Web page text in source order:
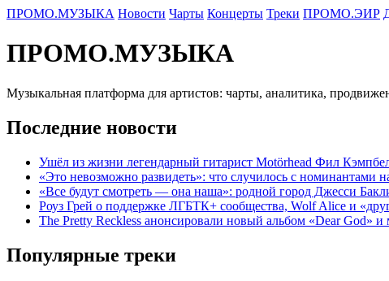
ПРОМО.МУЗЫКА Новости Чарты Концерты Треки ПРОМО.ЭИР
ПРОМО.МУЗЫКА
Музыкальная платформа для артистов: чарты, аналитика,
Последние новости
Ушёл из жизни легендарный гитарист Motörhead Фил
«Это невозможно развидеть»: что случилось с
«Все будут смотреть — она наша»: родной город Джесси
Роуз Грей о поддержке ЛГБТК+ сообщества, Wolf Alice и
The Pretty Reckless анонсировали новый альбом «Dear God» и
Популярные треки